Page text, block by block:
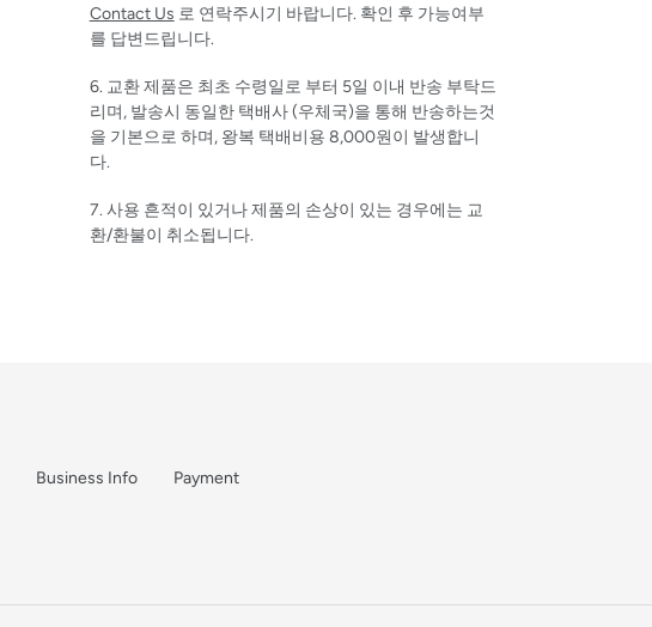
Contact Us 로 연락주시기 바랍니다. 확인 후 가능여부
를 답변드립니다.
6. 교환 제품은 최초 수령일로 부터 5일 이내 반송 부탁드
리며, 발송시 동일한 택배사 (우체국)을 통해 반송하는것
을 기본으로 하며, 왕복 택배비용 8,000원이 발생합니
다.
7. 사용 흔적이 있거나 제품의 손상이 있는 경우에는 교
환/환불이 취소됩니다.
Business Info Payment